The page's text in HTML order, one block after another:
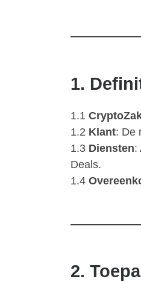
1.
1.1
1.2 Klant: De
1.3 Diensten:
Deals.
1.4
2.